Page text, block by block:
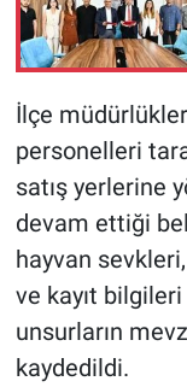
İlçe
personelleri
satış yerlerine
devam ettiği
hayvan
ve kayıt
unsurların
kaydedildi.